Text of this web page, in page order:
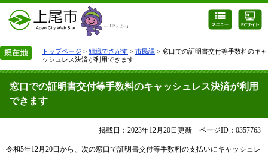
トップページ > 組織でさがす > 市民課 > 窓口での証明書交付等手数料のキャ
ッシュレス決済が利用できます
窓口での証明書交付等手数料のキャッシュレス決済が利用
できます
掲載日：2023年12月20日更新 ページID：0357763
令和5年12月20日から、次の窓口で証明書交付等手数料の支払いにキャッシュレ